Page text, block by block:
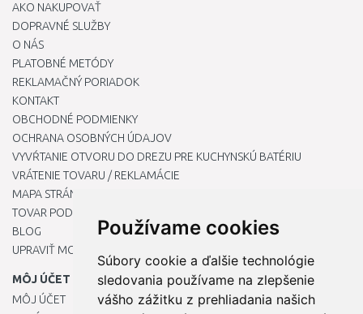
Používame cookies
Súbory cookie a ďalšie technológie
sledovania používame na zlepšenie
vášho zážitku z prehliadania našich
AKO NAKUPOVAŤ
DOPRAVNÉ SLUŽBY
O NÁS
PLATOBNÉ METÓDY
REKLAMAČNÝ PORIADOK
KONTAKT
OBCHODNÉ PODMIENKY
OCHRANA OSOBNÝCH ÚDAJOV
VYVŔTANIE OTVORU DO DREZU PRE KUCHYNSKÚ BATÉRIU
VRÁTENIE TOVARU / REKLAMÁCIE
MAPA STRÁNOK
TOVAR PODĽA ZNAČIEK
BLOG
UPRAVIŤ MOJE PREDVOĽBY COOKIES
MÔJ ÚČET
MÔJ ÚČET